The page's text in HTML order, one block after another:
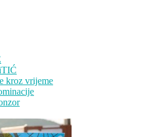
kroz vrijeme